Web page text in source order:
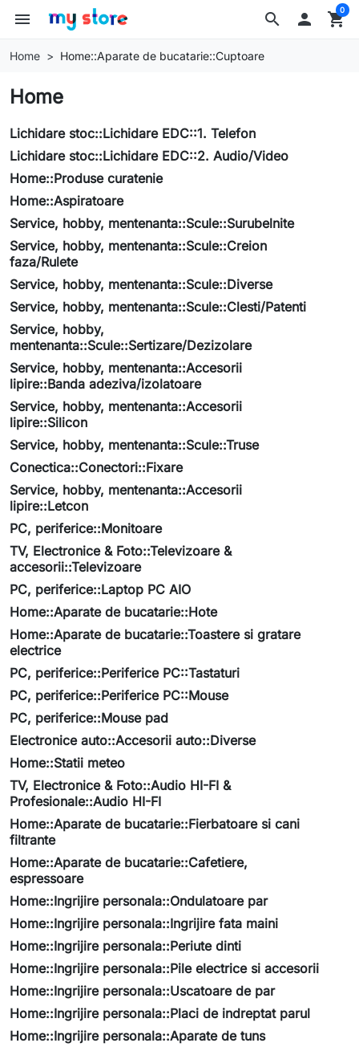
search
menu  shopping_cart
0
Home Home::Aparate de bucatarie::Cuptoare
Home
Lichidare stoc::Lichidare EDC::1. Telefon
Lichidare stoc::Lichidare EDC::2. Audio/Video
Home::Produse curatenie
Home::Aspiratoare
Service, hobby, mentenanta::Scule::Surubelnite
Service, hobby, mentenanta::Scule::Creion
faza/Rulete
Service, hobby, mentenanta::Scule::Diverse
Service, hobby, mentenanta::Scule::Clesti/Patenti
Service, hobby,
mentenanta::Scule::Sertizare/Dezizolare
Service, hobby, mentenanta::Accesorii
lipire::Banda adeziva/izolatoare
Service, hobby, mentenanta::Accesorii
lipire::Silicon
Service, hobby, mentenanta::Scule::Truse
Conectica::Conectori::Fixare
Service, hobby, mentenanta::Accesorii
lipire::Letcon
PC, periferice::Monitoare
TV, Electronice & Foto::Televizoare &
accesorii::Televizoare
PC, periferice::Laptop PC AIO
Home::Aparate de bucatarie::Hote
Home::Aparate de bucatarie::Toastere si gratare
electrice
PC, periferice::Periferice PC::Tastaturi
PC, periferice::Periferice PC::Mouse
PC, periferice::Mouse pad
Electronice auto::Accesorii auto::Diverse
Home::Statii meteo
TV, Electronice & Foto::Audio HI-FI &
Profesionale::Audio HI-FI
Home::Aparate de bucatarie::Fierbatoare si cani
filtrante
Home::Aparate de bucatarie::Cafetiere,
espressoare
Home::Ingrijire personala::Ondulatoare par
Home::Ingrijire personala::Ingrijire fata maini
Home::Ingrijire personala::Periute dinti
Home::Ingrijire personala::Pile electrice si accesorii
Home::Ingrijire personala::Uscatoare de par
Home::Ingrijire personala::Placi de indreptat parul
Home::Ingrijire personala::Aparate de tuns